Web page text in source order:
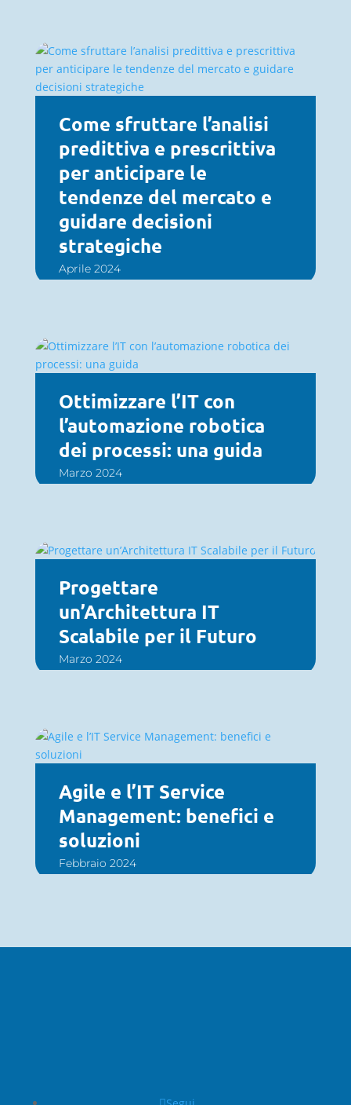
Come sfruttare l’analisi
predittiva e prescrittiva
per anticipare le
tendenze del mercato e
guidare decisioni
strategiche
Aprile 2024
Ottimizzare l’IT con
l’automazione robotica
dei processi: una guida
Marzo 2024
Progettare
un’Architettura IT
Scalabile per il Futuro
Marzo 2024
Agile e l’IT Service
Management: benefici e
soluzioni
Febbraio 2024